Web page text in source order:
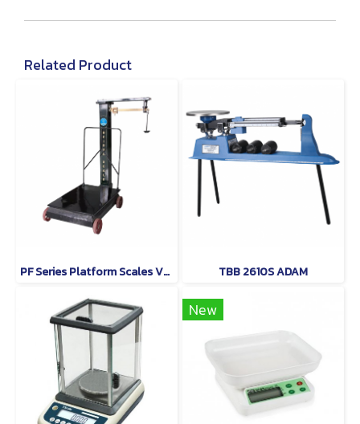
Related Product
PF Series Platform Scales VECHICLECAR TBB 2610S ADAM
New